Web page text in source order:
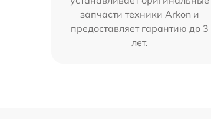
запчасти техники Arkon и
предоставляет гарантию до 3
лет.